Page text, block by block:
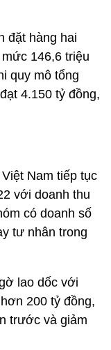
đặt hàng hai
mức 146,6 triệu
quy mô tổng
4.150 tỷ đồng,
Nam tiếp tục
với doanh thu
có doanh số
tư nhân trong
lao dốc với
200 tỷ đồng,
trước và giảm